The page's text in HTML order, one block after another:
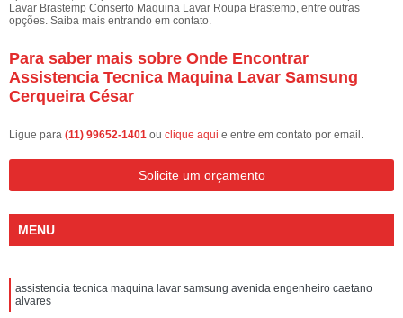
Lavar Brastemp Conserto Maquina Lavar Roupa Brastemp, entre outras
opções. Saiba mais entrando em contato.
Para saber mais sobre Onde Encontrar
Assistencia Tecnica Maquina Lavar Samsung
Cerqueira César
Ligue para (11) 99652-1401 ou clique aqui e entre em contato por email.
Solicite um orçamento
MENU
assistencia tecnica maquina lavar samsung avenida engenheiro caetano
alvares